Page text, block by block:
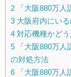
2 「大阪880万
3 大阪府内にい
4 対応機種かど
5 「大阪880万
の対処方法
6 「大阪880万人